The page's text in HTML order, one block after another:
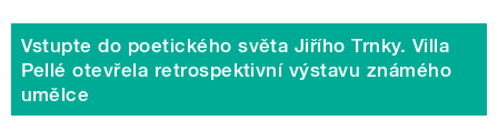
Vstupte do poetického světa Jiřího Trnky. Villa
Pellé otevřela retrospektivní výstavu známého
umělce